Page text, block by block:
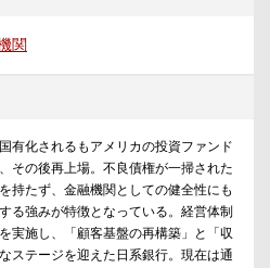
関
有化されるもアメリカの投資ファンド
その後再上場。不良債権が一掃された
持たず、金融機関としての健全性にも
る強みが特徴となっている。経営体制
実施し、「顧客基盤の再構築」と「収
ステージを迎えた日系銀行。現在は通